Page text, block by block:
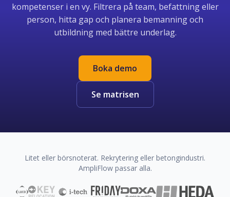
kompetenser i en vy. Filtrera på team, befattning eller
person, hitta gap och planera bemanning och
utbildning med bättre underlag.
Boka demo
Se matrisen
Litet eller börsnoterat. Rekrytering eller betongindustri.
AmpliFlow passar alla.